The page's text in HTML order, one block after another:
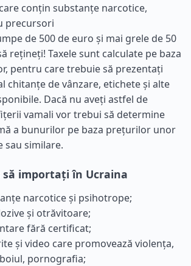
conțin substanțe narcotice,
precursori
de 500 de euro și mai grele de 50
rețineți! Taxele sunt calculate pe baza
pentru care trebuie să prezentați
chitanțe de vânzare, etichete și alte
Dacă nu aveți astfel de
vamali vor trebui să determine
a bunurilor pe baza prețurilor unor
sau similare.
să importați în Ucraina
narcotice și psihotrope;
și otrăvitoare;
fără certificat;
și video care promovează violența,
pornografia;